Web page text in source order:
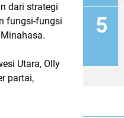
dari strategi
fungsi-fungsi
Utara, Olly
partai,